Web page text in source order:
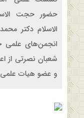
حضور حجت
‌الاسلام دکتر
انجمن‌های علمی
شعبان نصرتی از
و عضو هیات